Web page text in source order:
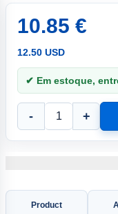
10.85 €
12.50 USD
✔ Em estoque,
- +
Product